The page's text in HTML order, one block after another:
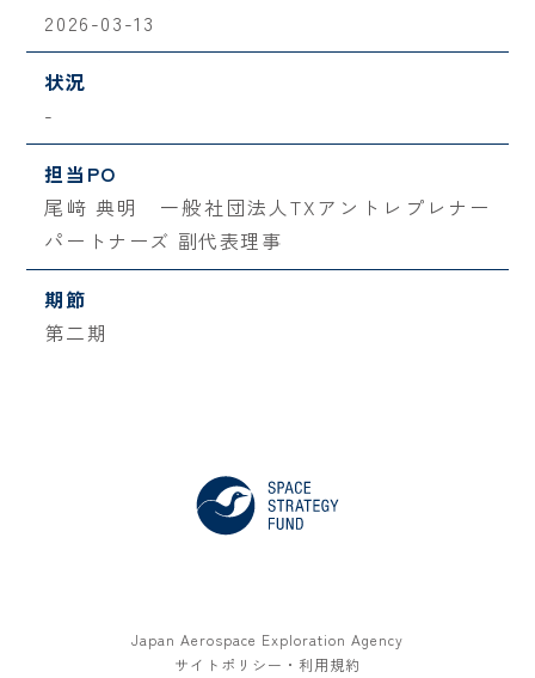
2026-03-13
状況
-
担当PO
尾﨑 典明 一般社団法人TXアントレプレナー
パートナーズ 副代表理事
期節
第二期
Japan Aerospace Exploration Agency
サイトポリシー・利用規約